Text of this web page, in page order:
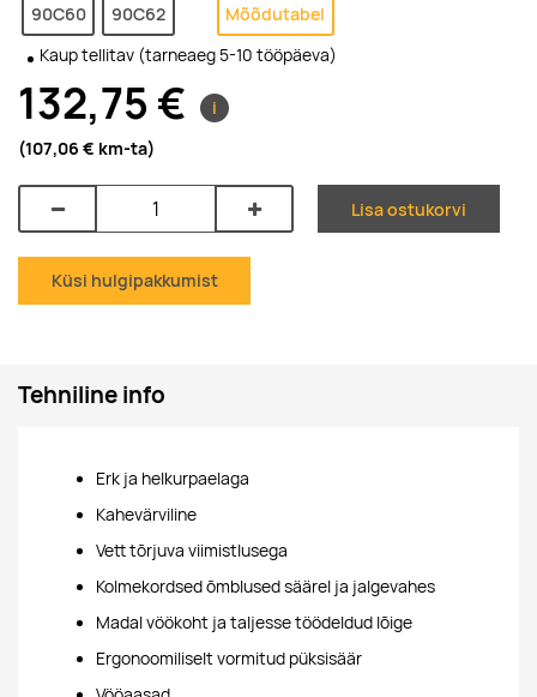
90C60 90C62 Mõõdutabel
Kaup tellitav (tarneaeg 5-10 tööpäeva)
132,75 €
i
(107,06 € km-ta)
Lisa ostukorvi
Küsi hulgipakkumist
Tehniline info
Erk ja helkurpaelaga
Kahevärviline
Vett tõrjuva viimistlusega
Kolmekordsed õmblused säärel ja jalgevahes
Madal vöökoht ja taljesse töödeldud lõige
Ergonoomiliselt vormitud püksisäär